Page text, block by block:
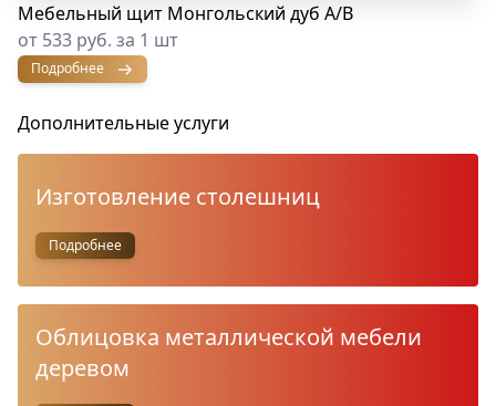
Мебельный щит Монгольский дуб А/В
от 533 руб. за 1 шт
Подробнее
Дополнительные услуги
Изготовление столешниц
Подробнее
Облицовка металлической мебели
деревом